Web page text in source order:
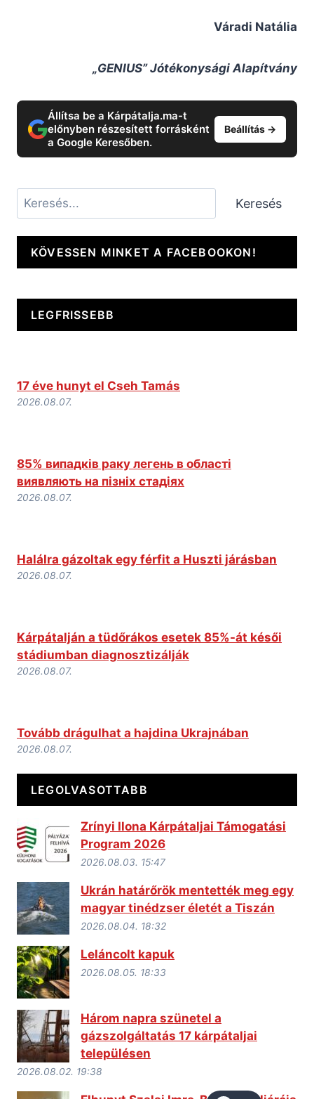
Váradi Natália
„GENIUS” Jótékonysági Alapítvány
Állítsa be a Kárpátalja.ma-t
előnyben részesített forrásként
a Google Keresőben.
Beállítás →
Keresés Keresés
KÖVESSEN MINKET A FACEBOOKON!
LEGFRISSEBB
17 éve hunyt el Cseh Tamás
2026.08.07.
85% випадків раку легень в області
виявляють на пізніх стадіях
2026.08.07.
Halálra gázoltak egy férfit a Huszti járásban
2026.08.07.
Kárpátalján a tüdőrákos esetek 85%-át késői
stádiumban diagnosztizálják
2026.08.07.
Tovább drágulhat a hajdina Ukrajnában
2026.08.07.
LEGOLVASOTTABB
Zrínyi Ilona Kárpátaljai Támogatási
Program 2026
2026.08.03. 15:47
Ukrán határőrök mentették meg egy
magyar tinédzser életét a Tiszán
2026.08.04. 18:32
Leláncolt kapuk
2026.08.05. 18:33
Három napra szünetel a
gázszolgáltatás 17 kárpátaljai
településen
2026.08.02. 19:38